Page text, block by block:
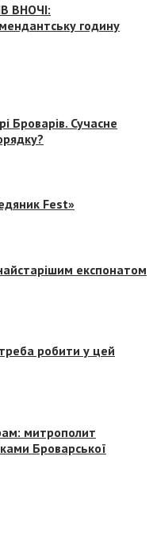
ВНОЧІ:
годину
Броварів. Сучасне
Fest»
експонатом
робити у цей
митрополит
Броварської